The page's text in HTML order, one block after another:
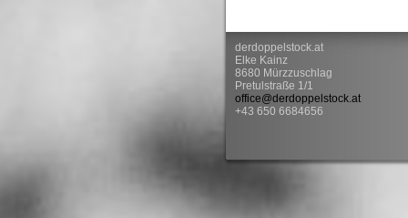
derdoppelstock.at
Elke Kainz
8680 Mürzzuschlag
Pretulstraße 1/1
office@derdoppelstock.at
+43 650 6684656